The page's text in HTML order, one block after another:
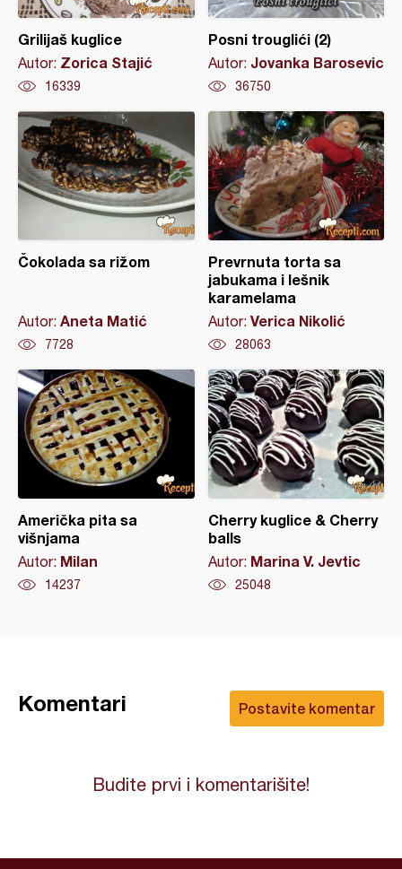
Grilijaš kuglice
Autor: Zorica Stajić
16339
Posni trouglići (2)
Autor: Jovanka Barosevic
36750
Čokolada sa rižom
Autor: Aneta Matić
7728
Prevrnuta torta sa
jabukama i lešnik
karamelama
Autor: Verica Nikolić
28063
Američka pita sa
višnjama
Autor: Milan
14237
Cherry kuglice & Cherry
balls
Autor: Marina V. Jevtic
25048
Postavite komentar
Komentari
Budite prvi i komentarišite!